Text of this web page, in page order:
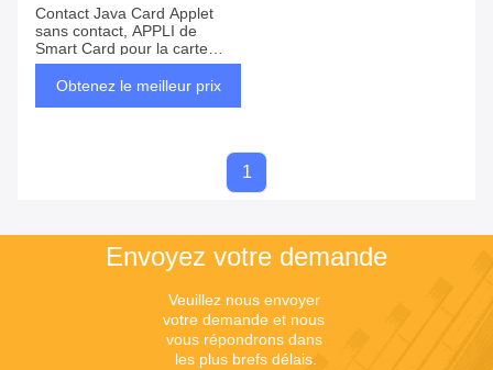
Contact Java Card Applet
sans contact, APPLI de
Smart Card pour la carte
HSM de DUKPT
Obtenez le meilleur prix
1
Envoyez votre demande
Veuillez nous envoyer
votre demande et nous
vous répondrons dans
les plus brefs délais.